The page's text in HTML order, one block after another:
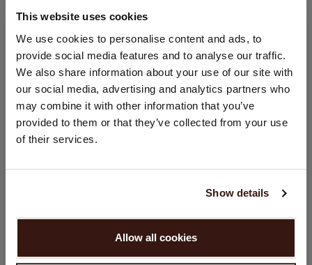
This website uses cookies
We use cookies to personalise content and ads, to
provide social media features and to analyse our traffic.
We also share information about your use of our site with
our social media, advertising and analytics partners who
may combine it with other information that you’ve
provided to them or that they’ve collected from your use
of their services.
Show details
Allow all cookies
TAILLE & COUPE
LIVRAISON ET RETOURS
VOUS ALLEZ ADORER ÇA
CHANGER DE PAYS
Vous visitez Repeat cashmere depuis Suisse (CHF).
Souhaitez-vous mettre à jour votre localisation ?
États-Unis ($)
CONTINUER